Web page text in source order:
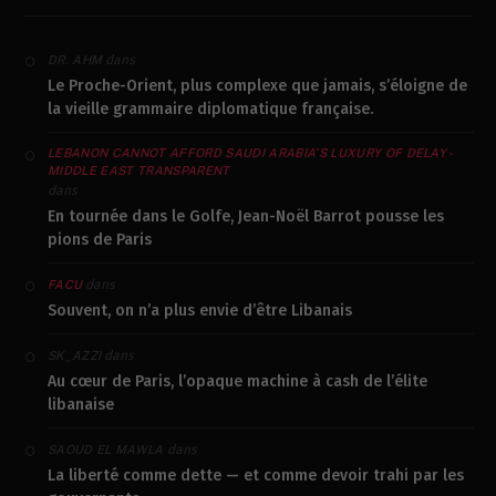
DR. AHM dans
Le Proche-Orient, plus complexe que jamais, s’éloigne de
la vieille grammaire diplomatique française.
LEBANON CANNOT AFFORD SAUDI ARABIA’S LUXURY OF DELAY -
MIDDLE EAST TRANSPARENT
dans
En tournée dans le Golfe, Jean-Noël Barrot pousse les
pions de Paris
FACUdans
Souvent, on n’a plus envie d’être Libanais
SK_AZZIdans
Au cœur de Paris, l’opaque machine à cash de l’élite
libanaise
SAOUD EL MAWLA dans
La liberté comme dette — et comme devoir trahi par les